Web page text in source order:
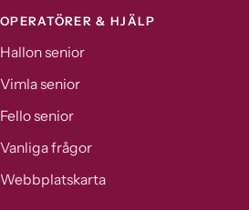
OPERATÖRER & HJÄLP
Hallon senior
Vimla senior
Fello senior
Vanliga frågor
Webbplatskarta